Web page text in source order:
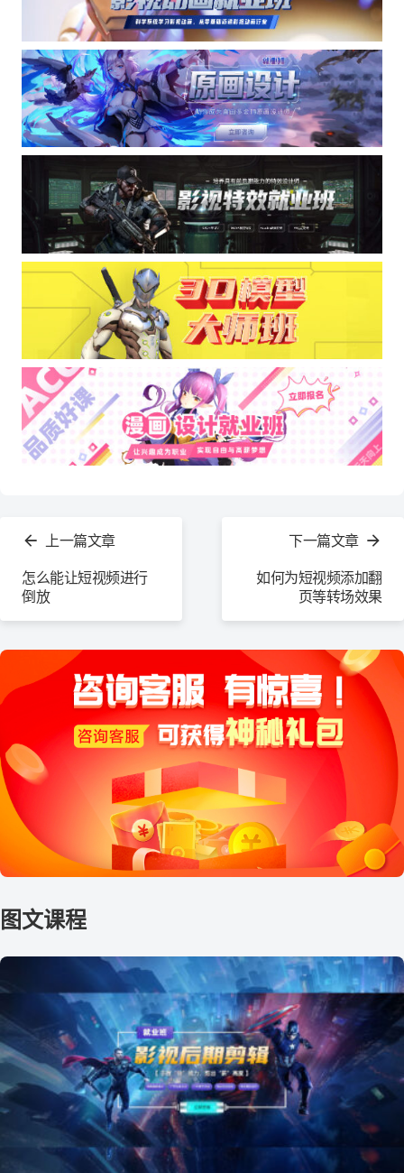
上一篇文章
怎么能让短视频进行
倒放
下一篇文章
如何为短视频添加翻
页等转场效果